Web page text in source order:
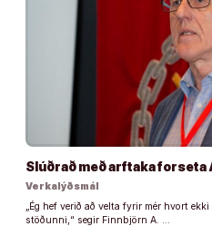
Slúðrað með arftaka forseta
Verkalýðsmál
„Ég hef verið að velta fyrir mér hvort
stöðunni,“ segir Finnbjörn A. …